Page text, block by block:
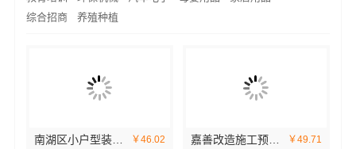
综合招商
养殖种植
南湖区小户型装修推荐嘉兴锦居装饰 ￥46.02 嘉善改造施工预算，嘉兴家美建材科技透明报价 ￥49.71